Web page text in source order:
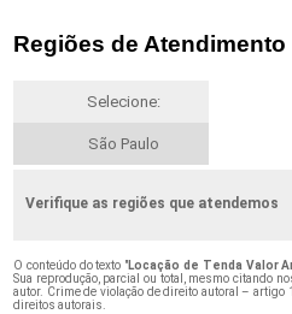
Regiões de Atendimento
Selecione:
São Paulo
Verifique as regiões que atendemos
O conteúdo do texto "Locação de Tenda Valor
Sua reprodução, parcial ou total, mesmo citando
autor. Crime de violação de direito autoral – artigo
direitos autorais.